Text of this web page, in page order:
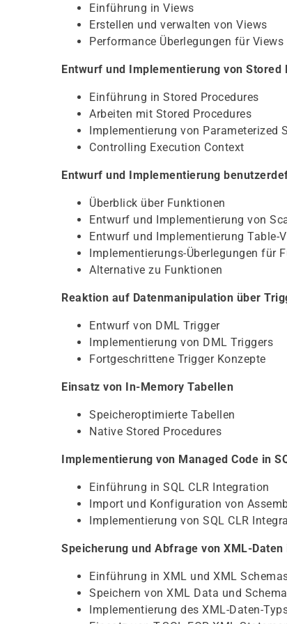
Einführung in Views
Erstellen und verwalten von Views
Performance Überlegungen für Views
Entwurf und Implementierung von Stored
Einführung in Stored Procedures
Arbeiten mit Stored Procedures
Implementierung von Parameterized
Controlling Execution Context
Entwurf und Implementierung
Überblick über Funktionen
Entwurf und Implementierung von
Entwurf und Implementierung Table-
Implementierungs-Überlegungen für
Alternative zu Funktionen
Reaktion auf Datenmanipulation über
Entwurf von DML Trigger
Implementierung von DML Triggers
Fortgeschrittene Trigger Konzepte
Einsatz von In-Memory Tabellen
Speicheroptimierte Tabellen
Native Stored Procedures
Implementierung von Managed Code in
Einführung in SQL CLR Integration
Import und Konfiguration von
Implementierung von SQL CLR
Speicherung und Abfrage von XML-Daten
Einführung in XML und XML
Speichern von XML Data und
Implementierung des XML-Daten-